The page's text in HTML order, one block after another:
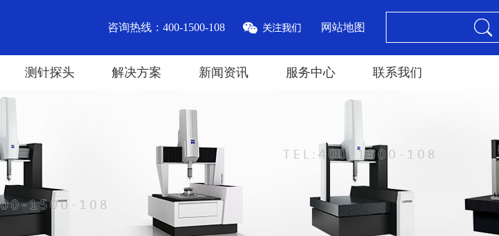
网站地图
咨询热线：400-1500-108
测针探头 解决方案 新闻资讯 服务中心 联系我们